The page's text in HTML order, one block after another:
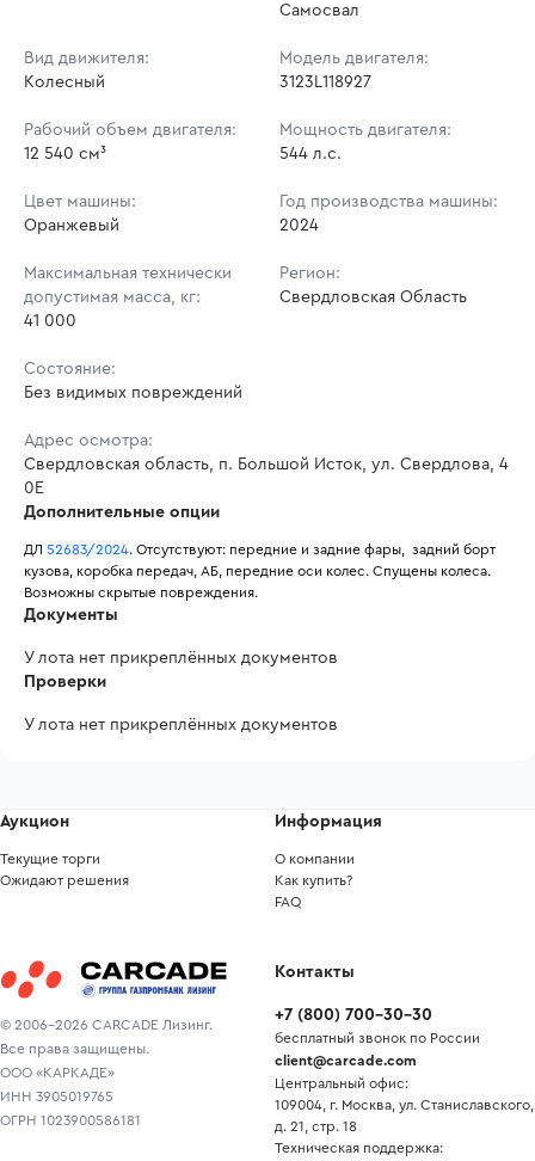
Самосвал
Вид движителя:
Колесный
Модель двигателя:
3123L118927
Рабочий объем двигателя:
12 540 см³
Мощность двигателя:
544 л.с.
Цвет машины:
Оранжевый
Год производства машины:
2024
Максимальная технически
допустимая масса, кг:
41 000
Регион:
Свердловская Область
Состояние:
Без видимых повреждений
Адрес осмотра:
Свердловская область, п. Большой Исток, ул. Свердлова, 4
0Е
Дополнительные опции
ДЛ 52683/2024. Отсутствуют: передние и задние фары,  задний борт
кузова, коробка передач, АБ, передние оси колес. Спущены колеса.
Возможны скрытые повреждения.
Документы
У лота нет прикреплённых документов
Проверки
У лота нет прикреплённых документов
© 2006-2026 CARCADE Лизинг.
Все права защищены.
ООО «КАРКАДЕ»
ИНН 3905019765
ОГРН 1023900586181
Аукцион
Текущие торги
Ожидают решения
Информация
О компании
Как купить?
FAQ
Контакты
+7 (800) 700-30-30
бесплатный звонок по России
client@carcade.com
Центральный офис:
109004, г. Москва, ул. Станиславского,
д. 21, стр. 18
Техническая поддержка: